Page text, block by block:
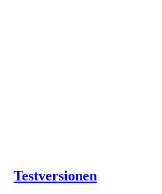
Testversionen